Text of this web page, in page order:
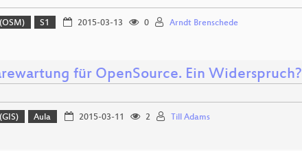
S1 2015-03-13 0 Arndt Brenschede
für OpenSource. Ein Widerspruch?
Aula 2015-03-11 2 Till Adams